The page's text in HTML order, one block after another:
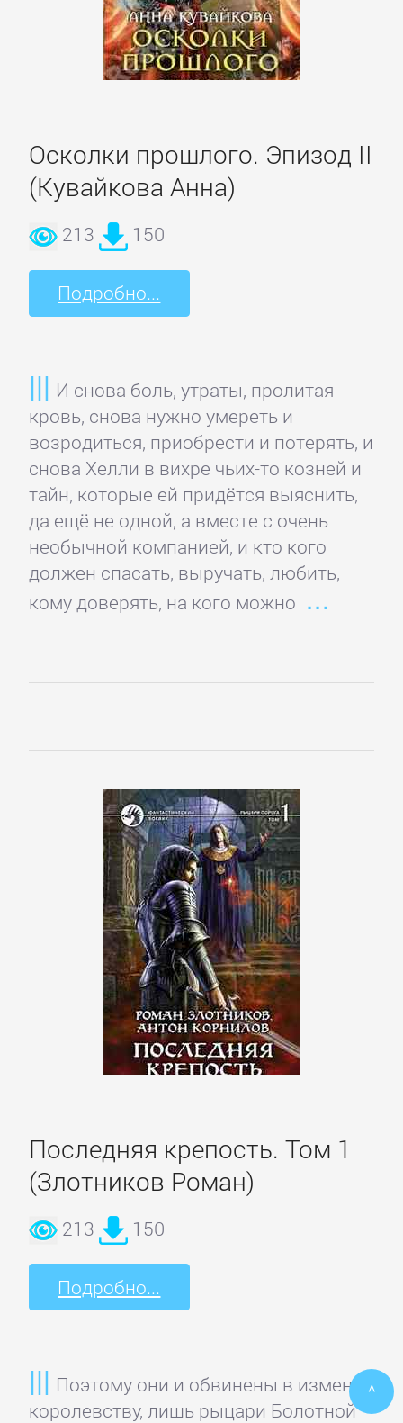
Осколки прошлого. Эпизод II
(Кувайкова Анна)
213 150
Подробно...
И снова боль, утраты, пролитая
кровь, снова нужно умереть и
возродиться, приобрести и потерять, и
снова Хелли в вихре чьих-то козней и
тайн, которые ей придётся выяснить,
да ещё не одной, а вместе с очень
необычной компанией, и кто кого
должен спасать, выручать, любить,
кому доверять, на кого можно
Последняя крепость. Том 1
(Злотников Роман)
213 150
Подробно...
Поэтому они и обвинены в измене
королевству, лишь рыцари Болотной
Педагогика
Политика,
Прочая
образовательная
литература
Социология
Физика
Философия
Юриспруденция,
право
ПОВЕСТИ
РАССКАЗЫ
Повести
Рассказы
ПОЭЗИЯ
Драматургия
Зарубежная
драматургия
Поэзия
^